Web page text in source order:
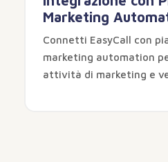
Marketing
Connetti EasyCall con
marketing automation
attività di marketing e